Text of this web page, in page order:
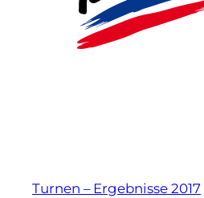
Turnen – Ergebnisse 2017